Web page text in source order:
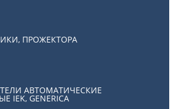
ПРОЖЕКТОРА
АВТОМАТИЧЕСКИЕ
IEK, GENERICA